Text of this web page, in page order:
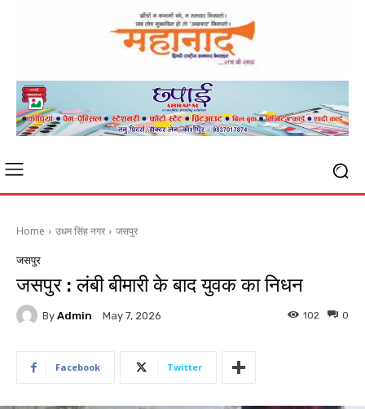
Home उधम सिंह नगर जसपुर
जसपुर
जसपुर : लंबी बीमारी के बाद युवक का निधन
By Admin May 7, 2026 0
102
Facebook Twitter